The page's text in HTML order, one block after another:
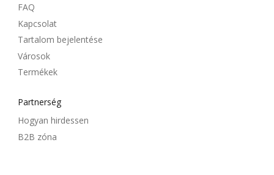
FAQ
Kapcsolat
Tartalom bejelentése
Városok
Termékek
Partnerség
Hogyan hirdessen
B2B zóna